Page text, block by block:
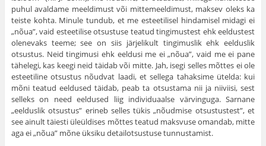
puhul avaldame meeldimust või mittemeeldimust, maksev oleks ka
teiste kohta. Minule tundub, et me esteetilisel hindamisel midagi ei
„nõua”, vaid esteetilise otsustuse teatud tingimustest ehk eeldustest
olenevaks teeme; see on siis järjelikult tingimuslik ehk eel­duslik
otsustus. Neid tingimusi ehk eeldusi me ei „nõua”, vaid me ei pane
tähelegi, kas keegi neid täidab või mitte. Jah, isegi selles mõttes ei ole
esteetiline otsustus nõudvat laadi, et sellega tahaksime ütelda: kui
mõni teatud eel­dused täidab, peab ta otsustama nii ja niiviisi, sest
selleks on need eeldused liig individuaalse värvinguga. Sarnane
„eelduslik otsustus” erineb selles tükis „nõudmise otsustus­test”, et
see ainult täiesti üleüldises mõttes teatud maksvuse omandab, mitte
aga ei „nõua” mõne üksiku detailotsustuse tunnustamist.